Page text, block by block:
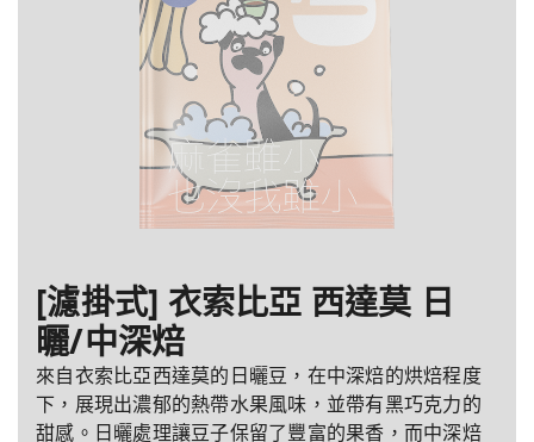
[濾掛式] 衣索比亞 西達莫 日
曬/中深焙
來自衣索比亞西達莫的日曬豆，在中深焙的烘焙程度
下，展現出濃郁的熱帶水果風味，並帶有黑巧克力的
甜感。日曬處理讓豆子保留了豐富的果香，而中深焙